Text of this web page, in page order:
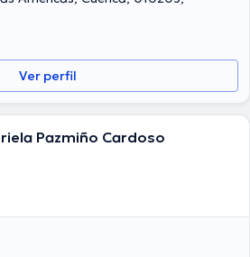
Ver perfil
Pazmiño Cardoso